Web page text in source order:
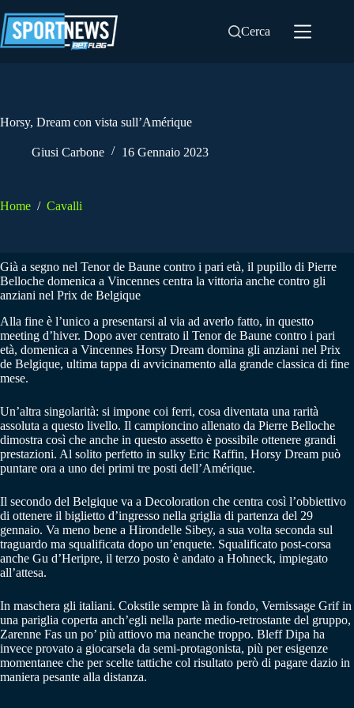
al
contenuto
Cerca
Horsy, Dream con vista sull’Amérique
Giusi Carbone 16 Gennaio 2023
Home / Cavalli
Già a segno nel Tenor de Baune contro i pari età, il pupillo di Pierre
Belloche domenica a Vincennes centra la vittoria anche contro gli
anziani nel Prix de Belgique
Alla fine è l’unico a presentarsi al via ad averlo fatto, in questto
meeting d’hiver. Dopo aver centrato il Tenor de Baune contro i pari
età, domenica a Vincennes Horsy Dream domina gli anziani nel Prix
de Belgique, ultima tappa di avvicinamento alla grande classica di fine
mese.
Un’altra singolarità: si impone coi ferri, cosa diventata una rarità
assoluta a questo livello. Il campioncino allenato da Pierre Belloche
dimostra così che anche in questo assetto è possibile ottenere grandi
prestazioni. Al solito perfetto in sulky Eric Raffin, Horsy Dream può
puntare ora a uno dei primi tre posti dell’Amérique.
Il secondo del Belgique va a Decoloration che centra così l’obbiettivo
di ottenere il biglietto d’ingresso nella griglia di partenza del 29
gennaio. Va meno bene a Hirondelle Sibey, a sua volta seconda sul
traguardo ma squalificata dopo un’enquete. Squalificato post-corsa
anche Gu d’Heripre, il terzo posto è andato a Hohneck, impiegato
all’attesa.
In maschera gli italiani. Cokstile sempre là in fondo, Vernissage Grif in
una pariglia coperta anch’egli nella parte medio-retrostante del gruppo,
Zarenne Fas un po’ più attiovo ma neanche troppo. Bleff Dipa ha
invece provato a giocarsela da semi-protagonista, più per esigenze
momentanee che per scelte tattiche col risultato però di pagare dazio in
maniera pesante alla distanza.